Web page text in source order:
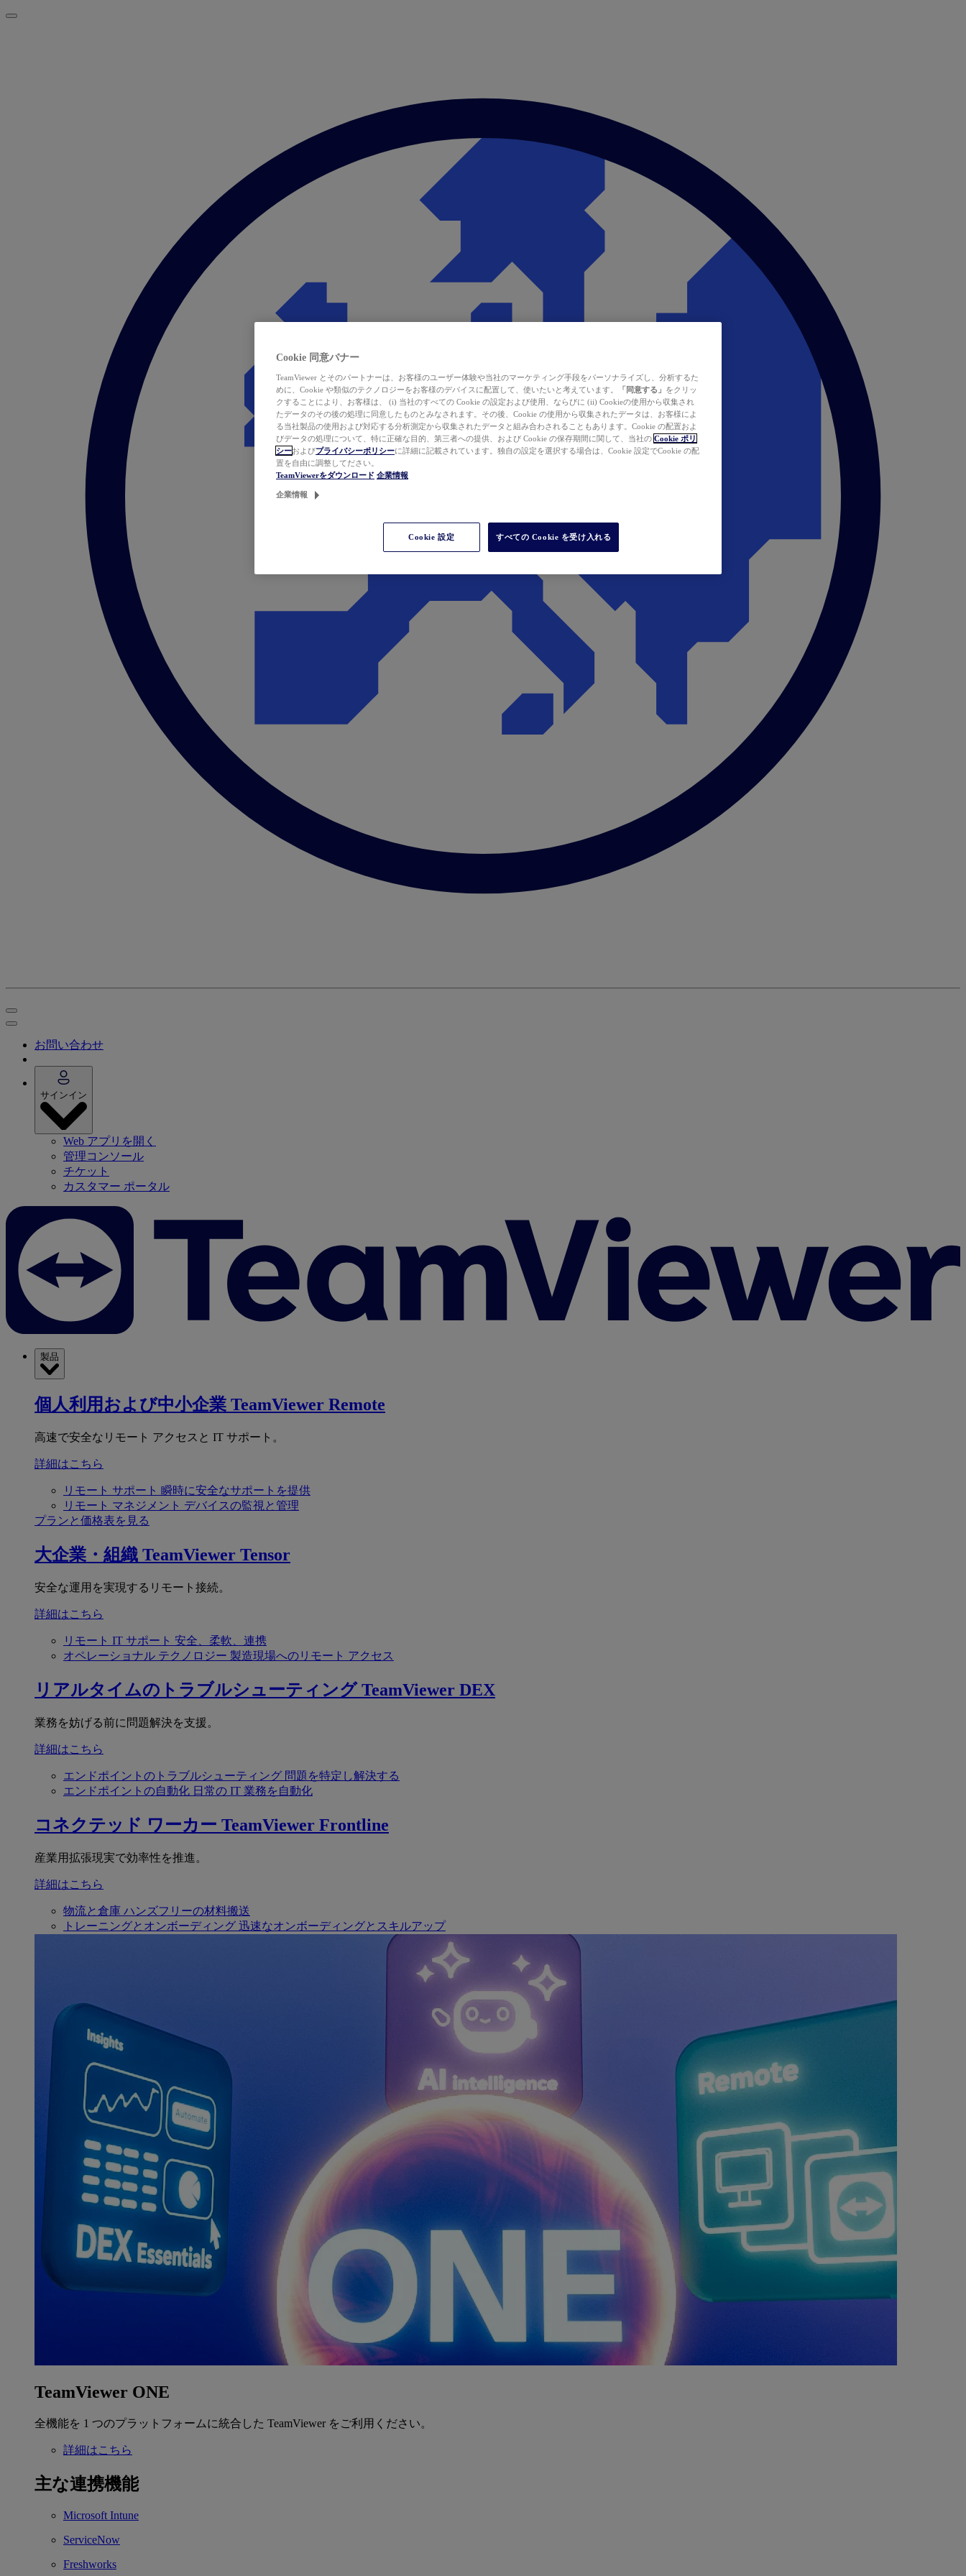
お問い合わせ
サインイン
Web アプリを開く
管理コンソール
チケット
カスタマー ポータル
製品
個人利用および中小企業 TeamViewer Remote
高速で安全なリモート アクセスと IT サポート。
詳細はこちら
リモート サポート 瞬時に安全なサポートを提供
リモート マネジメント デバイスの監視と管理
プランと価格表を見る
大企業・組織 TeamViewer Tensor
安全な運用を実現するリモート接続。
詳細はこちら
リモート IT サポート 安全、柔軟、連携
オペレーショナル テクノロジー 製造現場へのリモート アクセス
リアルタイムのトラブルシューティング TeamViewer DEX
業務を妨げる前に問題解決を支援。
詳細はこちら
エンドポイントのトラブルシューティング 問題を特定し解決する
エンドポイントの自動化 日常の IT 業務を自動化
コネクテッド ワーカー TeamViewer Frontline
産業用拡張現実で効率性を推進。
詳細はこちら
物流と倉庫 ハンズフリーの材料搬送
トレーニングとオンボーディング 迅速なオンボーディングとスキルアップ
TeamViewer ONE
全機能を 1 つのプラットフォームに統合した TeamViewer をご利用ください。
詳細はこちら
主な連携機能
Microsoft Intune
ServiceNow
Freshworks
Cookie 同意バナー
TeamViewer とそのパートナーは、お客様のユーザー体験や当社のマーケティング手段をパーソナライズし、分析するた
めに、Cookie や類似のテクノロジーをお客様のデバイスに配置して、使いたいと考えています。
「同意する」 をクリッ
クすることにより、お客様は、 (i) 当社のすべての Cookie の設定および使用、ならびに (ii) Cookieの使用から収集され
たデータのその後の処理に同意したものとみなされます。その後、Cookie の使用から収集されたデータは、お客様によ
る当社製品の使用および対応する分析測定から収集されたデータと組み合わされることもあります。Cookie の配置およ
びデータの処理について、特に正確な目的、第三者への提供、および Cookie の保存期間に関して、当社の Cookie ポリ
シーおよびプライバシーポリシーに詳細に記載されています。独自の設定を選択する場合は、Cookie 設定でCookie の配
置を自由に調整してださい。
TeamViewerをダウンロード 企業情報
企業情報
Cookie 設定 すべての Cookie を受け入れる